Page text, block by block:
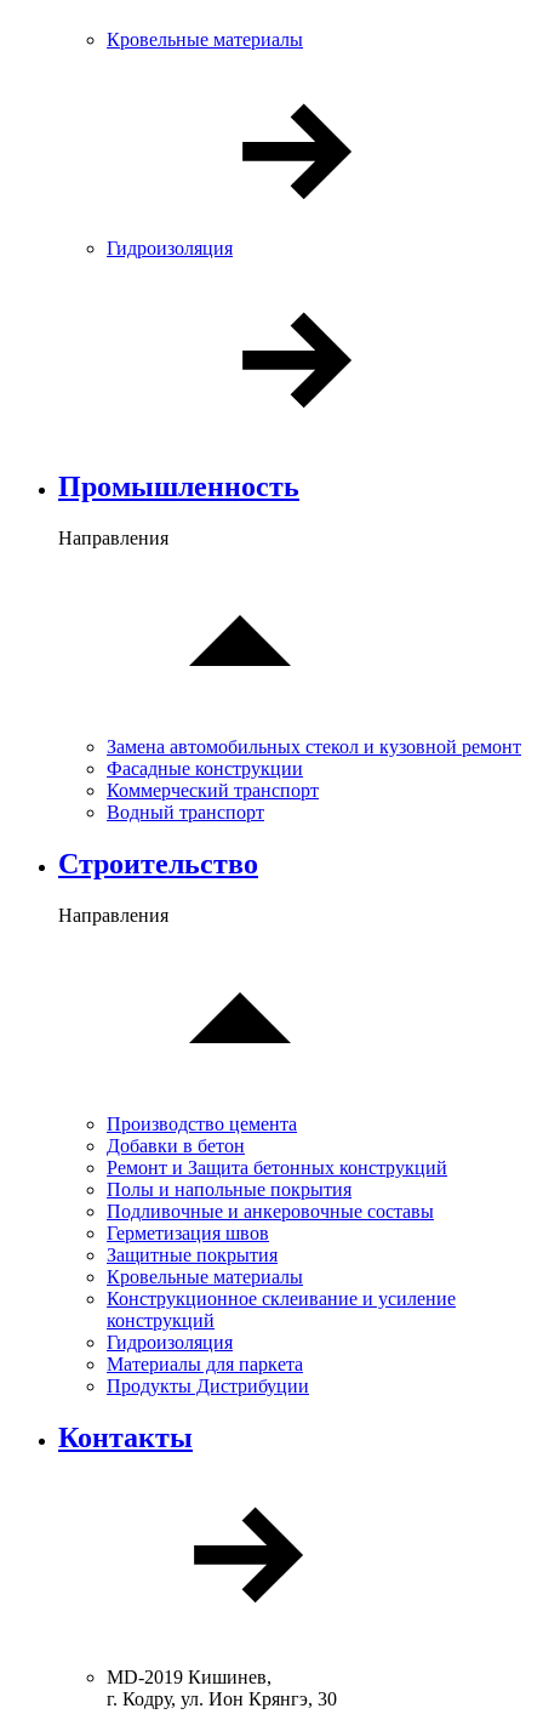
Кровельные материалы
Гидроизоляция
Промышленность
Направления
Замена автомобильных стекол и кузовной ремонт
Фасадные конструкции
Коммерческий транспорт
Водный транспорт
Cтроительство
Направления
Производство цемента
Добавки в бетон
Ремонт и Защита бетонных конструкций
Полы и напольные покрытия
Подливочные и анкеровочные составы
Герметизация швов
Защитные покрытия
Кровельные материалы
Конструкционное склеивание и усиление
конструкций
Гидроизоляция
Материалы для паркета
Продукты Дистрибуции
Контакты
MD-2019 Кишинев,
г. Кодру, ул. Ион Крянгэ, 30